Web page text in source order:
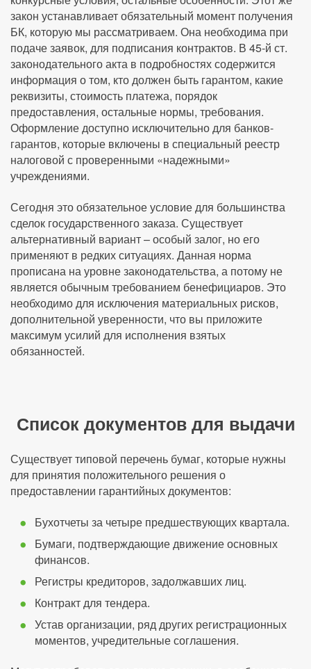
закон устанавливает обязательный момент получения
БК, которую мы рассматриваем. Она необходима при
подаче заявок, для подписания контрактов. В 45-й ст.
законодательного акта в подробностях содержится
информация о том, кто должен быть гарантом, какие
реквизиты, стоимость платежа, порядок
предоставления, остальные нормы, требования.
Оформление доступно исключительно для банков-
гарантов, которые включены в специальный реестр
налоговой с проверенными «надежными»
учреждениями.
Сегодня это обязательное условие для большинства
сделок государственного заказа. Существует
альтернативный вариант – особый залог, но его
применяют в редких ситуациях. Данная норма
прописана на уровне законодательства, а потому не
является обычным требованием бенефициаров. Это
необходимо для исключения материальных рисков,
дополнительной уверенности, что вы приложите
максимум усилий для исполнения взятых
обязанностей.
Список документов для выдачи
Существует типовой перечень бумаг, которые нужны
для принятия положительного решения о
предоставлении гарантийных документов:
Бухотчеты за четыре предшествующих квартала.
Бумаги, подтверждающие движение основных
финансов.
Регистры кредиторов, задолжавших лиц.
Контракт для тендера.
Устав организации, ряд других регистрационных
моментов, учредительные соглашения.